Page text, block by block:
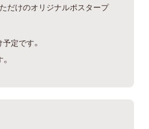
だけのオリジナルポスタープ
定です。